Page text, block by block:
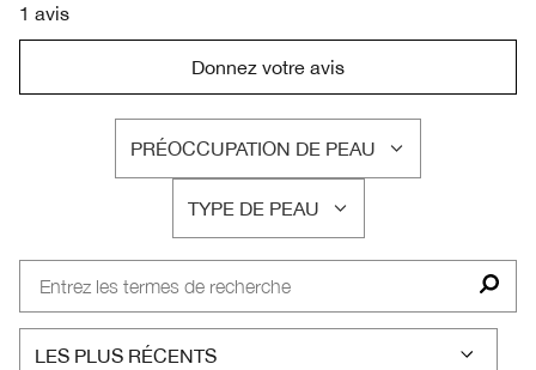
1 avis
Donnez votre avis
PRÉOCCUPATION DE PEAU
FRANÇAIS
TYPE DE PEAU
FRANÇAIS